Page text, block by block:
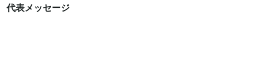
代表メッセージ